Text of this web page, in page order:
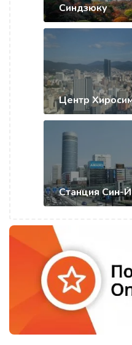
Синдзюку
Центр
Станция Син-